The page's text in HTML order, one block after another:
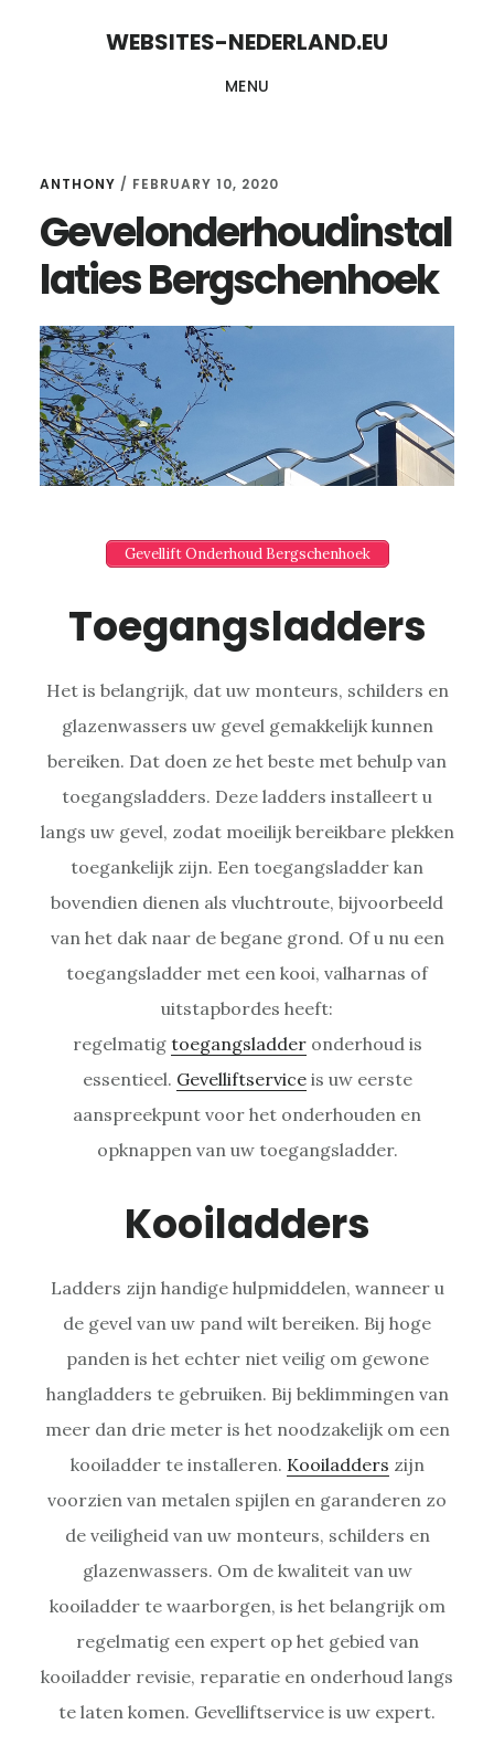
WEBSITES-NEDERLAND.EU
MENU
ANTHONY / FEBRUARY 10, 2020
Gevelonderhoudinstal
laties Bergschenhoek
Gevellift Onderhoud Bergschenhoek
Toegangsladders
Het is belangrijk, dat uw monteurs, schilders en
glazenwassers uw gevel gemakkelijk kunnen
bereiken. Dat doen ze het beste met behulp van
toegangsladders. Deze ladders installeert u
langs uw gevel, zodat moeilijk bereikbare plekken
toegankelijk zijn. Een toegangsladder kan
bovendien dienen als vluchtroute, bijvoorbeeld
van het dak naar de begane grond. Of u nu een
toegangsladder met een kooi, valharnas of
uitstapbordes heeft:
regelmatig toegangsladderonderhoud is
essentieel. Gevelliftserviceis uw eerste
aanspreekpunt voor het onderhouden en
opknappen van uw toegangsladder.
Kooiladders
Ladders zijn handige hulpmiddelen, wanneer u
de gevel van uw pand wilt bereiken. Bij hoge
panden is het echter niet veilig om gewone
hangladders te gebruiken. Bij beklimmingen van
meer dan drie meter is het noodzakelijk om een
kooiladder te installeren. Kooiladders zijn
voorzien van metalen spijlen en garanderen zo
de veiligheid van uw monteurs, schilders en
glazenwassers. Om de kwaliteit van uw
kooiladder te waarborgen, is het belangrijk om
regelmatig een expert op het gebied van
kooiladder revisie, reparatie en onderhoud langs
te laten komen. Gevelliftservice is uw expert.